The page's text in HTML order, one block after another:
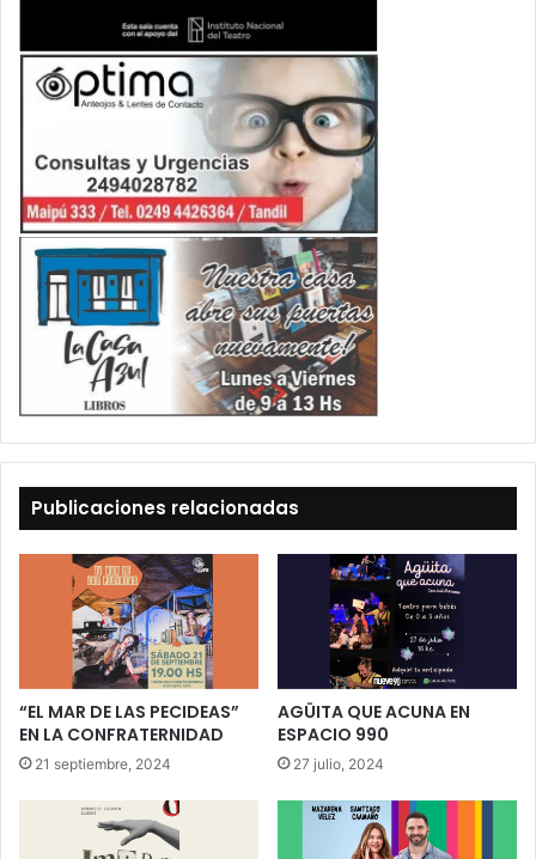
Publicaciones relacionadas
“EL MAR DE LAS PECIDEAS”
EN LA CONFRATERNIDAD
21 septiembre, 2024
AGÜITA QUE ACUNA EN
ESPACIO 990
27 julio, 2024